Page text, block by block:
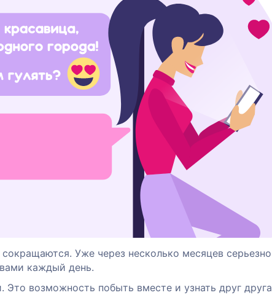
Уже через несколько месяцев серьезно
каждый день.
возможность побыть вместе и узнать друг друга